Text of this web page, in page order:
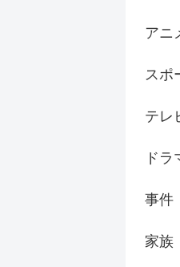
アニ
スポ
テレ
ドラ
事件
家族